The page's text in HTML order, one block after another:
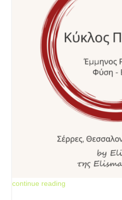
Jun 18, 2026
continue reading